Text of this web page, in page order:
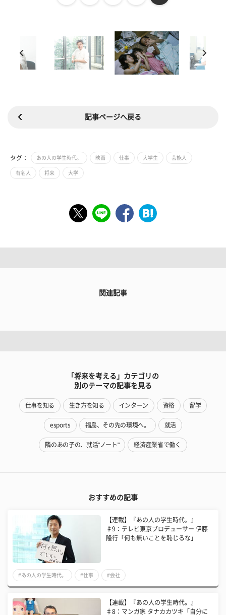
記事ページへ戻る
タグ： あの人の学生時代。 映画 仕事 大学生 芸能人
有名人 将来 大学
関連記事
「将来を考える」カテゴリの
別のテーマの記事を見る
仕事を知る 生き方を知る インターン 資格 留学
esports 福島、その先の環境へ。 就活
隣のあの子の、就活"ノート" 経済産業省で働く
おすすめの記事
​【連載】『あの人の学生時代。』
♯9：テレビ東京プロデューサー 伊藤
隆行「何も無いことを恥じるな」
#あの人の学生時代。 #仕事 #会社
【連載】『あの人の学生時代。』
♯8：マンガ家 タナカカツキ「自分に